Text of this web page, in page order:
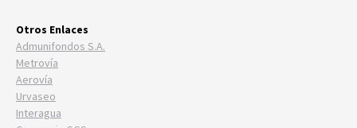
Otros Enlaces
Admunifondos S.A.
Metrovía
Aerovía
Urvaseo
Interagua